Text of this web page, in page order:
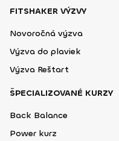
FITSHAKER VÝZVY
Novoročná výzva
Výzva do plaviek
Výzva Reštart
ŠPECIALIZOVANÉ KURZY
Back Balance
Power kurz